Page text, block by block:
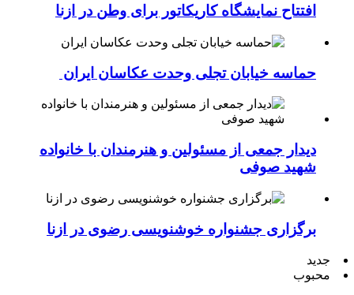
افتتاح نمایشگاه کاریکاتور برای وطن در ازنا
حماسه خیابان تجلی وحدت عکاسان ایران
دیدار جمعی از مسئولین و هنرمندان با خانواده
شهید صوفی
برگزاری جشنواره خوشنویسی رضوی در ازنا
جدید
محبوب